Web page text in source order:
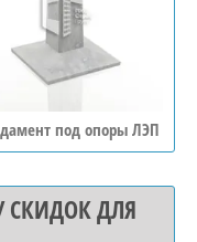
под опоры ЛЭП
СКИДОК ДЛЯ